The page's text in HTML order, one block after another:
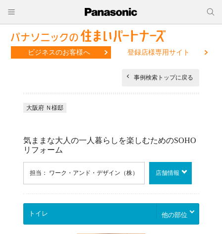
ビジネスのお客様へ 登録店様専用サイト
事例検索トップに戻る
大阪府 Ｎ様邸
気ままな大人の一人暮らしを楽しむためのSOHO
リフォーム
担当： ワーク・アンド・デザイン（株） 店舗情報
他の部位